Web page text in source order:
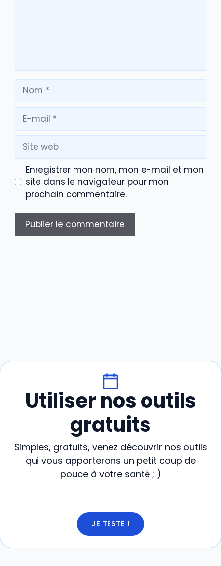
Nom
mail
Site
web
Enregistrer mon nom, mon e-mail et mon
site dans le navigateur pour mon
prochain commentaire.
Utiliser nos outils
gratuits
Simples, gratuits, venez découvrir nos outils
qui vous apporterons un petit coup de
pouce à votre santé ; )
JE TESTE !